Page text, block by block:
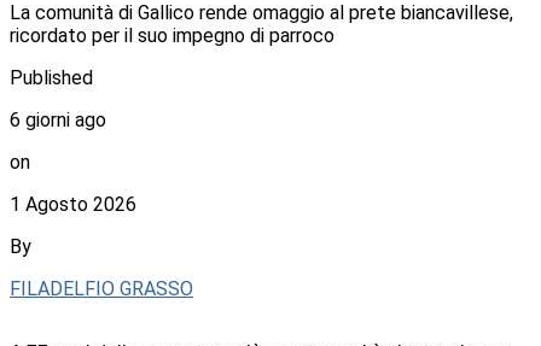
La comunità di Gallico rende omaggio al prete biancavillese,
ricordato per il suo impegno di parroco
Published
6 giorni ago
on
1 Agosto 2026
By
FILADELFIO GRASSO